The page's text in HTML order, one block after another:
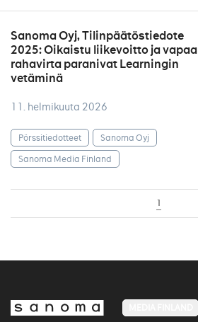
Sanoma Oyj, Tilinpäätöstiedote
2025: Oikaistu liikevoitto ja vapaa
rahavirta paranivat Learningin
vetäminä
11. helmikuuta 2026
Pörssitiedotteet
Sanoma Oyj
Sanoma Media Finland
1